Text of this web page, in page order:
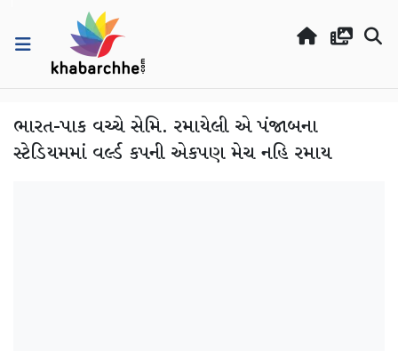
ભારત-પાક વચ્ચે સેમિ. રમાયેલી એ પંજાબના
સ્ટેડિયમમાં વર્લ્ડ કપની એકપણ મેચ નહિ રમાય